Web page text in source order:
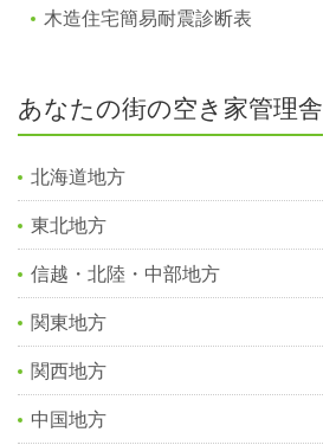
木造住宅簡易耐震診断表
あなたの街の空き家管理舎
北海道地方
東北地方
信越・北陸・中部地方
関東地方
関西地方
中国地方